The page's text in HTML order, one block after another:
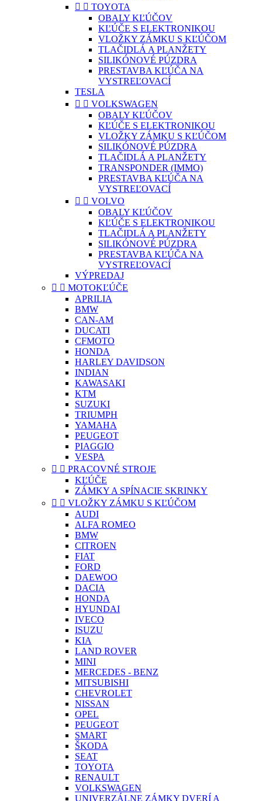
  TOYOTA
OBALY KĽÚČOV
KĽÚČE S ELEKTRONIKOU
VLOŽKY ZÁMKU S KĽÚČOM
TLAČIDLÁ A PLANŽETY
SILIKÓNOVÉ PÚZDRA
PRESTAVBA KĽÚČA NA
VYSTREĽOVACÍ
TESLA
  VOLKSWAGEN
OBALY KĽÚČOV
KĽÚČE S ELEKTRONIKOU
VLOŽKY ZÁMKU S KĽÚČOM
SILIKÓNOVÉ PÚZDRA
TLAČIDLÁ A PLANŽETY
TRANSPONDER (IMMO)
PRESTAVBA KĽÚČA NA
VYSTREĽOVACÍ
  VOLVO
OBALY KĽÚČOV
KĽÚČE S ELEKTRONIKOU
TLAČIDLÁ A PLANŽETY
SILIKÓNOVÉ PÚZDRA
PRESTAVBA KĽÚČA NA
VYSTREĽOVACÍ
VÝPREDAJ
  MOTOKĽÚČE
APRILIA
BMW
CAN-AM
DUCATI
CFMOTO
HONDA
HARLEY DAVIDSON
INDIAN
KAWASAKI
KTM
SUZUKI
TRIUMPH
YAMAHA
PEUGEOT
PIAGGIO
VESPA
  PRACOVNÉ STROJE
KĽÚČE
ZÁMKY A SPÍNACIE SKRINKY
  VLOŽKY ZÁMKU S KĽÚČOM
AUDI
ALFA ROMEO
BMW
CITROEN
FIAT
FORD
DAEWOO
DACIA
HONDA
HYUNDAI
IVECO
ISUZU
KIA
LAND ROVER
MINI
MERCEDES - BENZ
MITSUBISHI
CHEVROLET
NISSAN
OPEL
PEUGEOT
SMART
ŠKODA
SEAT
TOYOTA
RENAULT
VOLKSWAGEN
UNIVERZÁLNE ZÁMKY DVERÍ A